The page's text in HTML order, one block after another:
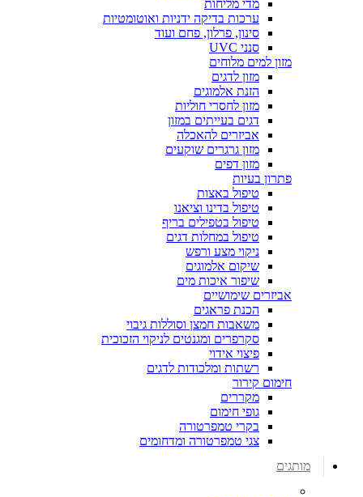
מדי מליחות
ערכות בדיקה ידניות ואוטומטיות
סינון, פרלון, פחם ועוד
סנני UVC
מזון למים מלוחים
מזון לדגים
הזנת אלמוגים
מזון לחסרי חוליות
דגים בעייתים במזון
אביזרים להאכלה
מזון גרגרים שוקעים
מזון דפים
פתרון בעיות
טיפול באצות
טיפול בדינו וציאנו
טיפול בטפילים בריף
טיפול במחלות דגים
ניקוי מצע ורפש
שיקום אלמוגים
שיפור איכות מים
אביזרים שימושיים
הכנת פראגים
משאבות חמצן וסוללות גיבוי
סקרפרים ומגנטים לניקוי הזכוכית
פיצוי אידוי
רשתות ומלכודות לדגים
חימום קירור
מקררים
גופי חימום
בקרי טמפרטורה
צגי טמפרטורה ומדחומים
מותגים